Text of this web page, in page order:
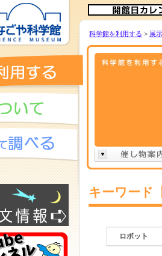
科学館を利用する > 展
キーワード
ロボット